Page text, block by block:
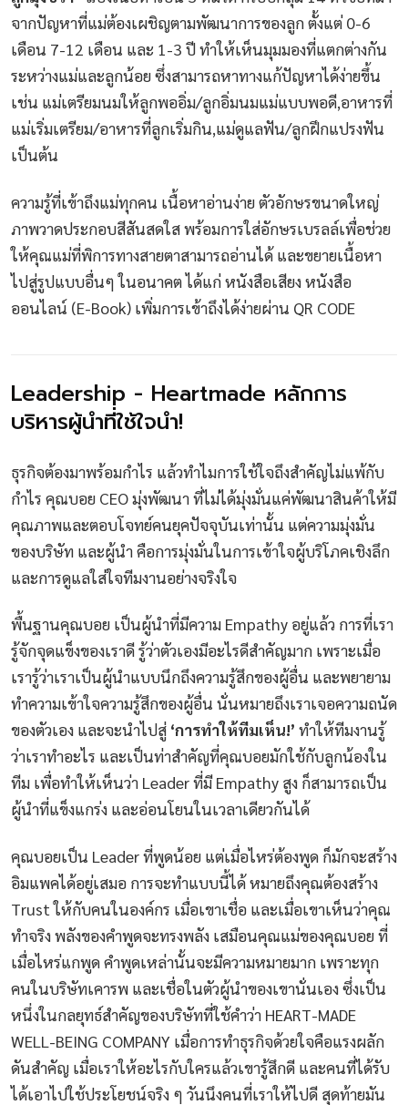
จากปัญหาที่แม่ต้องเผชิญตามพัฒนาการของลูก ตั้งแต่ 0-6
เดือน 7-12 เดือน และ 1-3 ปี ทำให้เห็นมุมมองที่แตกต่างกัน
ระหว่างแม่และลูกน้อย ซึ่งสามารถหาทางแก้ปัญหาได้ง่ายขึ้น
เช่น แม่เตรียมนมให้ลูกพออิ่ม/ลูกอิ่มนมแม่แบบพอดี,อาหารที่
แม่เริ่มเตรียม/อาหารที่ลูกเริ่มกิน,แม่ดูแลฟัน/ลูกฝึกแปรงฟัน
เป็นต้น
ความรู้ที่เข้าถึงแม่ทุกคน เนื้อหาอ่านง่าย ตัวอักษรขนาดใหญ่
ภาพวาดประกอบสีสันสดใส พร้อมการใส่อักษรเบรลล์เพื่อช่วย
ให้คุณแม่ที่พิการทางสายตาสามารถอ่านได้ และขยายเนื้อหา
ไปสู่รูปแบบอื่นๆ ในอนาคต ได้แก่ หนังสือเสียง หนังสือ
ออนไลน์ (E-Book) เพิ่มการเข้าถึงได้ง่ายผ่าน QR CODE
Leadership - Heartmade หลักการ
บริหารผู้นำที่ใช้ใจนำ!
ธุรกิจต้องมาพร้อมกำไร แล้วทำไมการใช้ใจถึงสำคัญไม่แพ้กับ
กำไร คุณบอย CEO มุ่งพัฒนา ที่ไม่ได้มุ่งมั่นแค่พัฒนาสินค้าให้มี
คุณภาพและตอบโจทย์คนยุคปัจจุบันเท่านั้น แต่ความมุ่งมั่น
ของบริษัท และผู้นำ คือการมุ่งมั่นในการเข้าใจผู้บริโภคเชิงลึก
และการดูแลใส่ใจทีมงานอย่างจริงใจ
พื้นฐานคุณบอย เป็นผู้นำที่มีความ Empathy อยู่แล้ว การที่เรา
รู้จักจุดแข็งของเราดี รู้ว่าตัวเองมีอะไรดีสำคัญมาก เพราะเมื่อ
เรารู้ว่าเราเป็นผู้นำแบบนึกถึงความรู้สึกของผู้อื่น และพยายาม
ทำความเข้าใจความรู้สึกของผู้อื่น นั่นหมายถึงเราเจอความถนัด
ของตัวเอง และจะนำไปสู่ ‘การทำให้ทีมเห็น!’ ทำให้ทีมงานรู้
ว่าเราทำอะไร และเป็นท่าสำคัญที่คุณบอยมักใช้กับลูกน้องใน
ทีม เพื่อทำให้เห็นว่า Leader ที่มี Empathy สูง ก็สามารถเป็น
ผู้นำที่แข็งแกร่ง และอ่อนโยนในเวลาเดียวกันได้
คุณบอยเป็น Leader ที่พูดน้อย แต่เมื่อไหร่ต้องพูด ก็มักจะสร้าง
อิมแพคได้อยู่เสมอ การจะทำแบบนี้ได้ หมายถึงคุณต้องสร้าง
Trust ให้กับคนในองค์กร เมื่อเขาเชื่อ และเมื่อเขาเห็นว่าคุณ
ทำจริง พลังของคำพูดจะทรงพลัง เสมือนคุณแม่ของคุณบอย ที่
เมื่อไหร่แกพูด คำพูดเหล่านั้นจะมีความหมายมาก เพราะทุก
คนในบริษัทเคารพ และเชื่อในตัวผู้นำของเขานั่นเอง ซึ่งเป็น
หนึ่งในกลยุทธ์สำคัญของบริษัทที่ใช้คำว่า HEART-MADE
WELL-BEING COMPANY เมื่อการทำธุรกิจด้วยใจคือแรงผลัก
ดันสำคัญ เมื่อเราให้อะไรกับใครแล้วเขารู้สึกดี และคนที่ได้รับ
ได้เอาไปใช้ประโยชน์จริง ๆ วันนึงคนที่เราให้ไปดี สุดท้ายมัน